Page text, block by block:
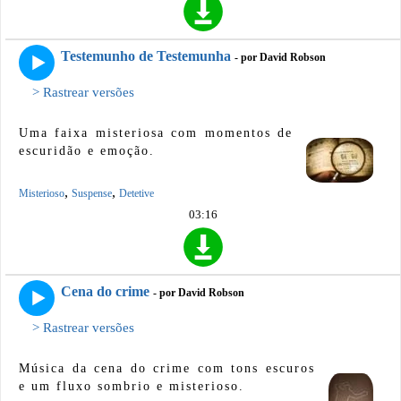
Testemunho de Testemunha - por David Robson
> Rastrear versões
Uma faixa misteriosa com momentos de
escuridão e emoção.
Misterioso, Suspense, Detetive
03:16
Cena do crime - por David Robson
> Rastrear versões
Música da cena do crime com tons escuros
e um fluxo sombrio e misterioso.